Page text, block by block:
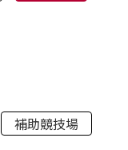
補助競技場